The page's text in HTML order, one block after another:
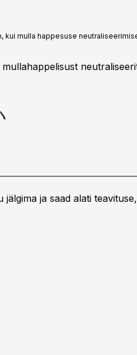
mulla happesuse
jälgima ja saad alati